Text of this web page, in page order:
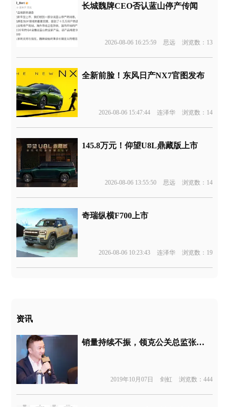
长城魏牌CEO否认蓝山停产传闻
2026-08-06 16:25:59 思远 浏览数：13
全新前脸！东风日产NX7官图发布
2026-08-06 15:47:44 连泽华 浏览数：14
145.8万元！仰望U8L鼎藏版上市
2026-08-06 13:55:50 思远 浏览数：14
奇瑞纵横F700上市
2026-08-06 10:23:43 连泽华 浏览数：19
资讯
销量持续不振，领克公关总监张震被曝离职
2019年10月07日 剑虹 浏览数：444